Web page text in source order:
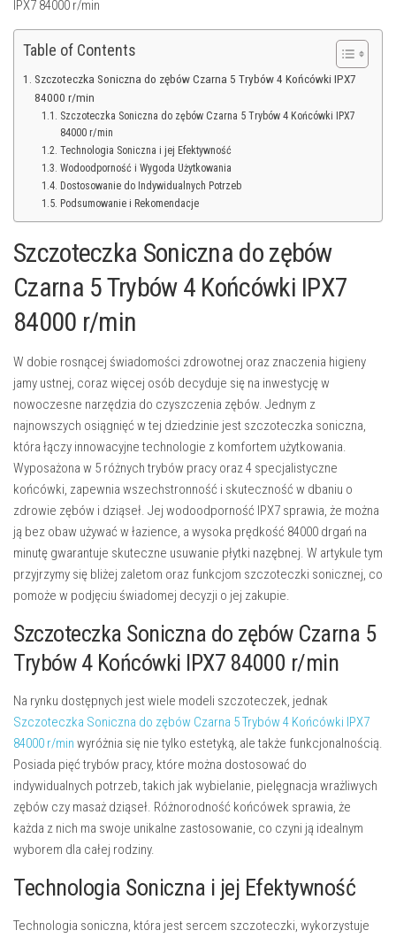
Table of Contents
Szczoteczka Soniczna do zębów Czarna 5 Trybów 4 Końcówki IPX7
84000 r/min
Szczoteczka Soniczna do zębów Czarna 5 Trybów 4 Końcówki IPX7
84000 r/min
Technologia Soniczna i jej Efektywność
Wodoodporność i Wygoda Użytkowania
Dostosowanie do Indywidualnych Potrzeb
Podsumowanie i Rekomendacje
Szczoteczka Soniczna do zębów
Czarna 5 Trybów 4 Końcówki IPX7
84000 r/min
W dobie rosnącej świadomości zdrowotnej oraz znaczenia higieny
jamy ustnej, coraz więcej osób decyduje się na inwestycję w
nowoczesne narzędzia do czyszczenia zębów. Jednym z
najnowszych osiągnięć w tej dziedzinie jest szczoteczka soniczna,
która łączy innowacyjne technologie z komfortem użytkowania.
Wyposażona w 5 różnych trybów pracy oraz 4 specjalistyczne
końcówki, zapewnia wszechstronność i skuteczność w dbaniu o
zdrowie zębów i dziąseł. Jej wodoodporność IPX7 sprawia, że można
ją bez obaw używać w łazience, a wysoka prędkość 84000 drgań na
minutę gwarantuje skuteczne usuwanie płytki nazębnej. W artykule tym
przyjrzymy się bliżej zaletom oraz funkcjom szczoteczki sonicznej, co
pomoże w podjęciu świadomej decyzji o jej zakupie.
Szczoteczka Soniczna do zębów Czarna 5
Trybów 4 Końcówki IPX7 84000 r/min
Na rynku dostępnych jest wiele modeli szczoteczek, jednak
Szczoteczka Soniczna do zębów Czarna 5 Trybów 4 Końcówki IPX7
84000 r/min wyróżnia się nie tylko estetyką, ale także funkcjonalnością.
Posiada pięć trybów pracy, które można dostosować do
indywidualnych potrzeb, takich jak wybielanie, pielęgnacja wrażliwych
zębów czy masaż dziąseł. Różnorodność końcówek sprawia, że
każda z nich ma swoje unikalne zastosowanie, co czyni ją idealnym
wyborem dla całej rodziny.
Technologia Soniczna i jej Efektywność
Technologia soniczna, która jest sercem szczoteczki, wykorzystuje